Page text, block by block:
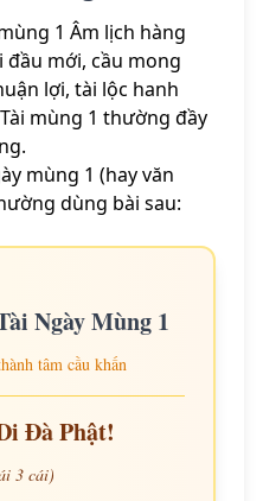
1 Âm lịch hàng
mới, cầu mong
lợi, tài lộc hanh
mùng 1 thường đầy
mùng 1 (hay văn
dùng bài sau:
Ngày Mùng 1
tâm cầu khấn
Đà Phật!
3 cái)